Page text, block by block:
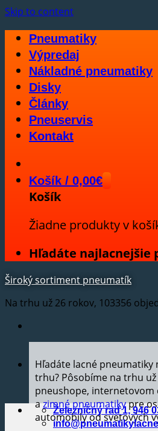
Skip to content
Pneumatiky
Výpredaj
Nákladné pneumatiky
Disky
Články
Pneuservis
Kontakt
Košík / 0,00€
Košík
Žiadne produkty v
Hľadáte najlacnejšie
Široký sortiment pneumatík
Na trhu už 26 rokov, 103356
Hľadáte lacné pneumatiky
trhu? Pôsobíme na trhu
pneushope,
azimné pneumatikypre
automobily od svetových
Železničný rad 1, 946